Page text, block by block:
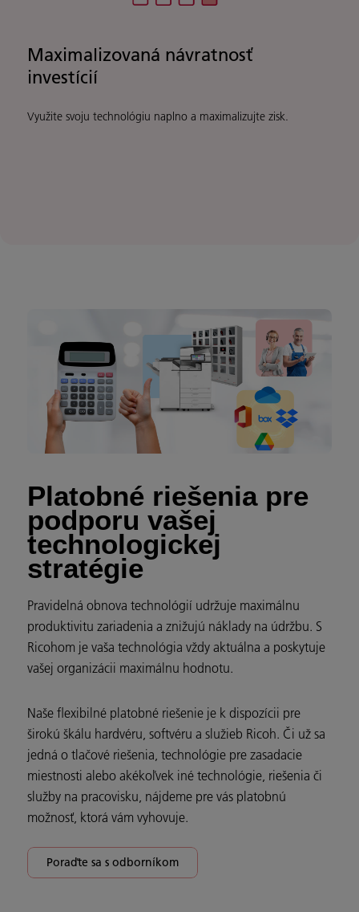
Maximalizovaná návratnosť
investícií
Využite svoju technológiu naplno a maximalizujte zisk.
Platobné riešenia pre
podporu vašej
technologickej
stratégie
Pravidelná obnova technológií udržuje maximálnu
produktivitu zariadenia a znižujú náklady na údržbu. S
Ricohom je vaša technológia vždy aktuálna a poskytuje
vašej organizácii maximálnu hodnotu.
Naše flexibilné platobné riešenie je k dispozícii pre
širokú škálu hardvéru, softvéru a služieb Ricoh. Či už sa
jedná o tlačové riešenia, technológie pre zasadacie
miestnosti alebo akékoľvek iné technológie, riešenia či
služby na pracovisku, nájdeme pre vás platobnú
možnosť, ktorá vám vyhovuje.
Poraďte sa s odborníkom